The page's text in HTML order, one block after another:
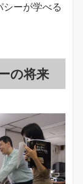
ーが学べる
の将来